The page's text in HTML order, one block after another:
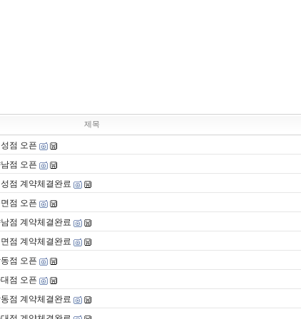
제목
점 오픈
점 오픈
점 계약체결완료
점 오픈
점 계약체결완료
점 계약체결완료
점 오픈
점 오픈
점 계약체결완료